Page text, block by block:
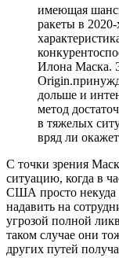
имеющая
ракеты в
Илона Маска.
дольше и
метод
в тяжелых
вряд ли
С точки зрения
ситуацию, когда в
США просто некуда
надавить на
угрозой полной
таком случае они
других путей